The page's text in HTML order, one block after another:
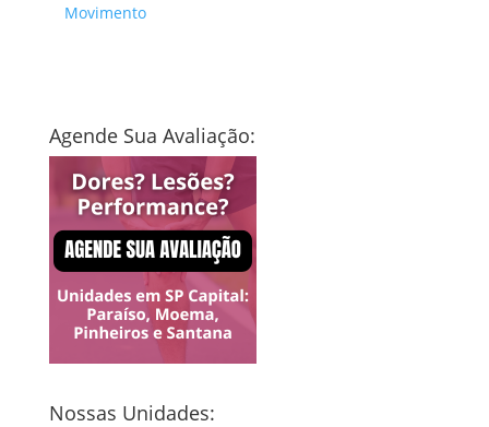
Movimento
Agende Sua Avaliação:
Nossas Unidades: